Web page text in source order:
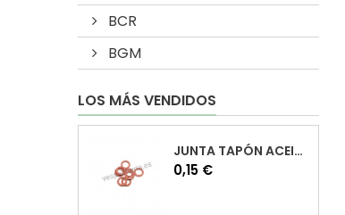
BCR
BGM
LOS MÁS VENDIDOS
JUNTA TAPÓN ACEITE VESPA
Precio
0,15 €